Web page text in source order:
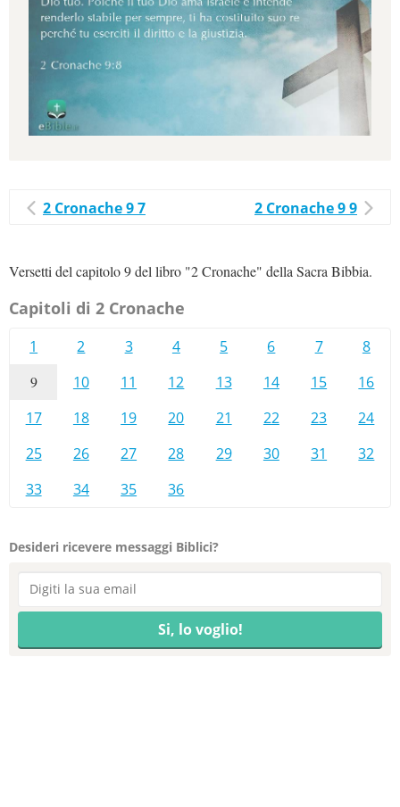
2 Cronache 9 7 2 Cronache 9 9
Versetti del capitolo 9 del libro "2 Cronache" della Sacra Bibbia.
Capitoli di 2 Cronache
1 2 3 4 5 6 7 8
9 10 11 12 13 14 15
16
17
18 19 20 21 22 23
24
25
26 27 28 29 30 31
32
33
34 35 36
Desideri ricevere messaggi Biblici?